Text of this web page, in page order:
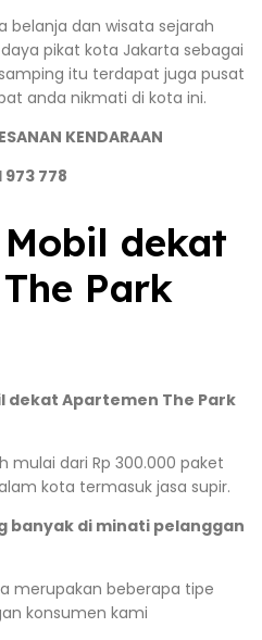
belanja dan wisata sejarah
pikat kota Jakarta sebagai
itu terdapat juga pusat
anda nikmati di kota ini.
KENDARAAN
973 778
Mobil dekat
Park
dekat Apartemen The Park
mulai dari Rp 300.000 paket
kota termasuk jasa supir.
banyak di minati pelanggan
merupakan beberapa tipe
konsumen kami